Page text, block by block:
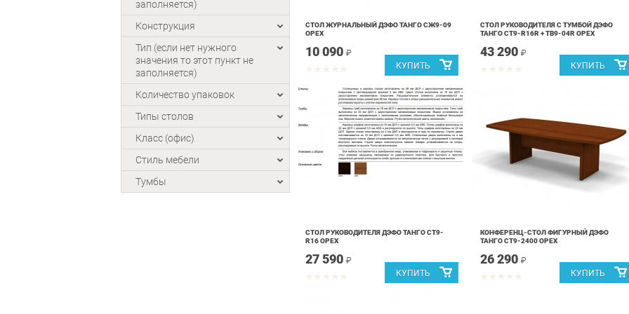
заполняется)
Конструкция
Тип (если нет нужного
значения то этот пункт не
заполняется)
Количество упаковок
Типы столов
Класс (офис)
Стиль мебели
Тумбы
СТОЛ ЖУРНАЛЬНЫЙ ДЭФО ТАНГО СЖ9-09
ОРЕХ
10 090 ₽
СТОЛ РУКОВОДИТЕЛЯ С ТУМБОЙ ДЭФО
ТАНГО СТ9-R16R + ТВ9-04R ОРЕХ
43 290 ₽
СТОЛ РУКОВОДИТЕЛЯ ДЭФО ТАНГО СТ9-
R16 ОРЕХ
27 590 ₽
КОНФЕРЕНЦ-СТОЛ ФИГУРНЫЙ ДЭФО
ТАНГО СТ9-2400 ОРЕХ
26 290 ₽